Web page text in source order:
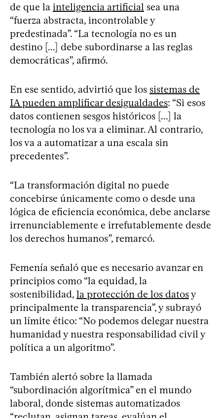
de que la inteligencia artificial sea una
“fuerza abstracta, incontrolable y
predestinada”. “La tecnología no es un
destino [...] debe subordinarse a las reglas
democráticas”, afirmó.
En ese sentido, advirtió que los sistemas de
IA pueden amplificar desigualdades: “Si esos
datos contienen sesgos históricos [...] la
tecnología no los va a eliminar. Al contrario,
los va a automatizar a una escala sin
precedentes”.
“La transformación digital no puede
concebirse únicamente como o desde una
lógica de eficiencia económica, debe anclarse
irrenunciablemente e irrefutablemente desde
los derechos humanos”, remarcó.
Femenía señaló que es necesario avanzar en
principios como “la equidad, la
sostenibilidad, la protección de los datosy
principalmente la transparencia”, y subrayó
un límite ético: “No podemos delegar nuestra
humanidad y nuestra responsabilidad civil y
política a un algoritmo”.
También alertó sobre la llamada
“subordinación algorítmica” en el mundo
laboral, donde sistemas automatizados